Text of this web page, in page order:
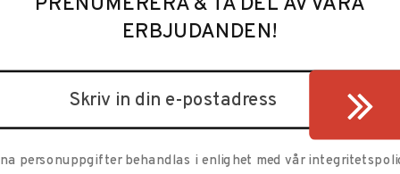
ERBJUDANDEN!
personuppgifter behandlas i enlighet med vår